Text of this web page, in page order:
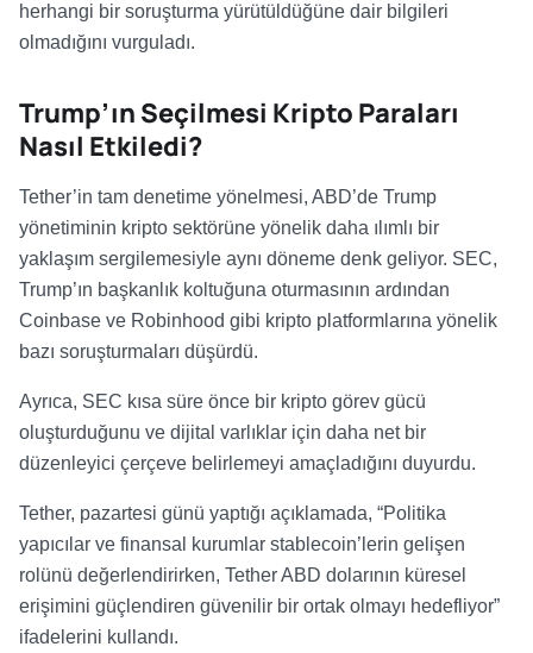
herhangi bir soruşturma yürütüldüğüne dair bilgileri
olmadığını vurguladı.
Trump’ın Seçilmesi Kripto Paraları
Nasıl Etkiledi?
Tether’in tam denetime yönelmesi, ABD’de Trump
yönetiminin kripto sektörüne yönelik daha ılımlı bir
yaklaşım sergilemesiyle aynı döneme denk geliyor. SEC,
Trump’ın başkanlık koltuğuna oturmasının ardından
Coinbase ve Robinhood gibi kripto platformlarına yönelik
bazı soruşturmaları düşürdü.
Ayrıca, SEC kısa süre önce bir kripto görev gücü
oluşturduğunu ve dijital varlıklar için daha net bir
düzenleyici çerçeve belirlemeyi amaçladığını duyurdu.
Tether, pazartesi günü yaptığı açıklamada, “Politika
yapıcılar ve finansal kurumlar stablecoin’lerin gelişen
rolünü değerlendirirken, Tether ABD dolarının küresel
erişimini güçlendiren güvenilir bir ortak olmayı hedefliyor”
ifadelerini kullandı.